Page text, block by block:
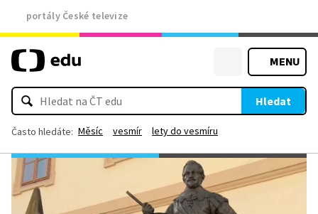
portály České televize
MENU
Hledat
Často hledáte: Měsíc vesmír lety do vesmíru